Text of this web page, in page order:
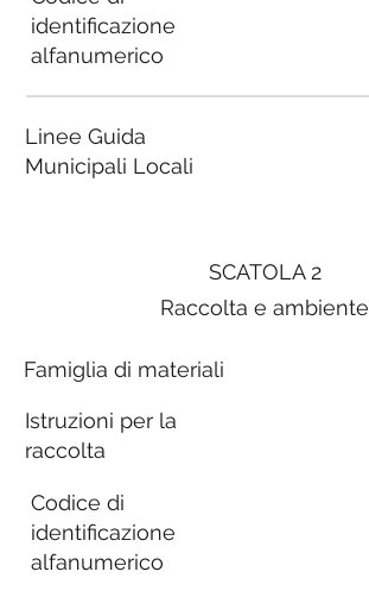
SCATOLA 2
Raccolta e ambiente
Famiglia di materiali
Istruzioni per la
raccolta
Codice di
identificazione
alfanumerico
identificazione
alfanumerico
Linee Guida
Municipali Locali